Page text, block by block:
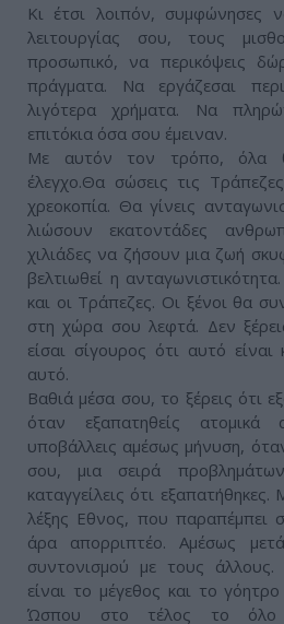
Κι έτσι λοιπόν, συμφώνησες
λειτουργίας σου, τους
προσωπικό, να περικόψεις
πράγματα. Να εργάζεσαι
λιγότερα χρήματα. Να
επιτόκια όσα σου έμειναν.
Με αυτόν τον τρόπο, όλα
έλεγχο.Θα σώσεις τις
χρεοκοπία. Θα γίνεις
λιώσουν εκατοντάδες
χιλιάδες να ζήσουν μια ζωή
βελτιωθεί η
και οι Τράπεζες. Οι ξένοι θα
στη χώρα σου λεφτά. Δεν
είσαι σίγουρος ότι αυτό είναι
αυτό.
Βαθιά μέσα σου, το ξέρεις ότι
όταν εξαπατηθείς ατομικά
υποβάλλεις αμέσως μήνυση,
σου, μια σειρά
καταγγείλεις ότι
λέξης Εθνος, που παραπέμπει
άρα απορριπτέο. Αμέσως
συντονισμού με τους
είναι το μέγεθος και το
Ώσπου στο τέλος το όλο